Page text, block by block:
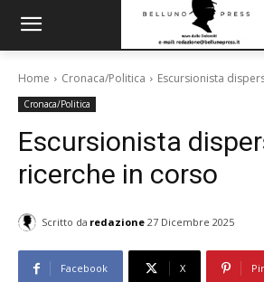
Home Cronaca/Politica Escursionista
Cronaca/Politica
Escursionista
ricerche in corso
Scritto da redazione 27 Dicembre 2025
Facebook X